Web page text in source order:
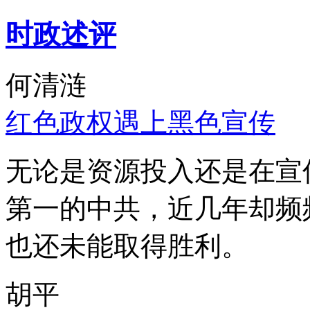
时政述评
何清涟
红色政权遇上黑色宣传
无论是资源投入还是在
第一的中共，近几年却
也还未能取得胜利。
胡平